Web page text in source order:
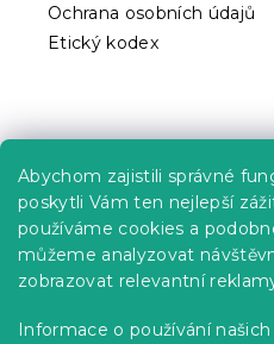
Abychom zajistili správné
poskytli Vám ten nejlepší
používáme cookies a
můžeme analyzovat
zobrazovat relevantní
Informace o používání
Ochrana osobních údajů
Etický kodex
Kariéra
Poptávky a B2B
Proč se u nás registrovat?
Věrnostní program - Sleva